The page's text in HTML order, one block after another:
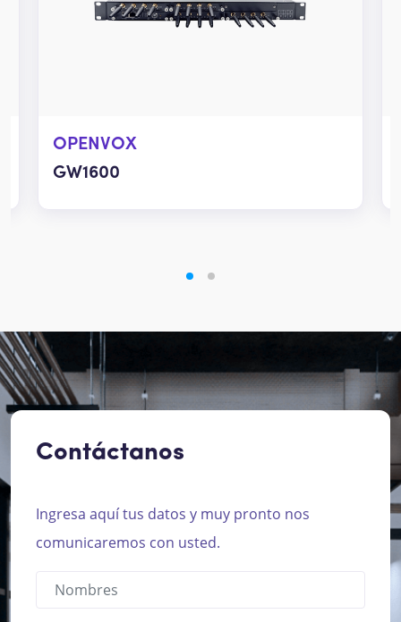
OPENVOX
GW1600
Contáctanos
Ingresa aquí tus datos y muy pronto nos
comunicaremos con usted.